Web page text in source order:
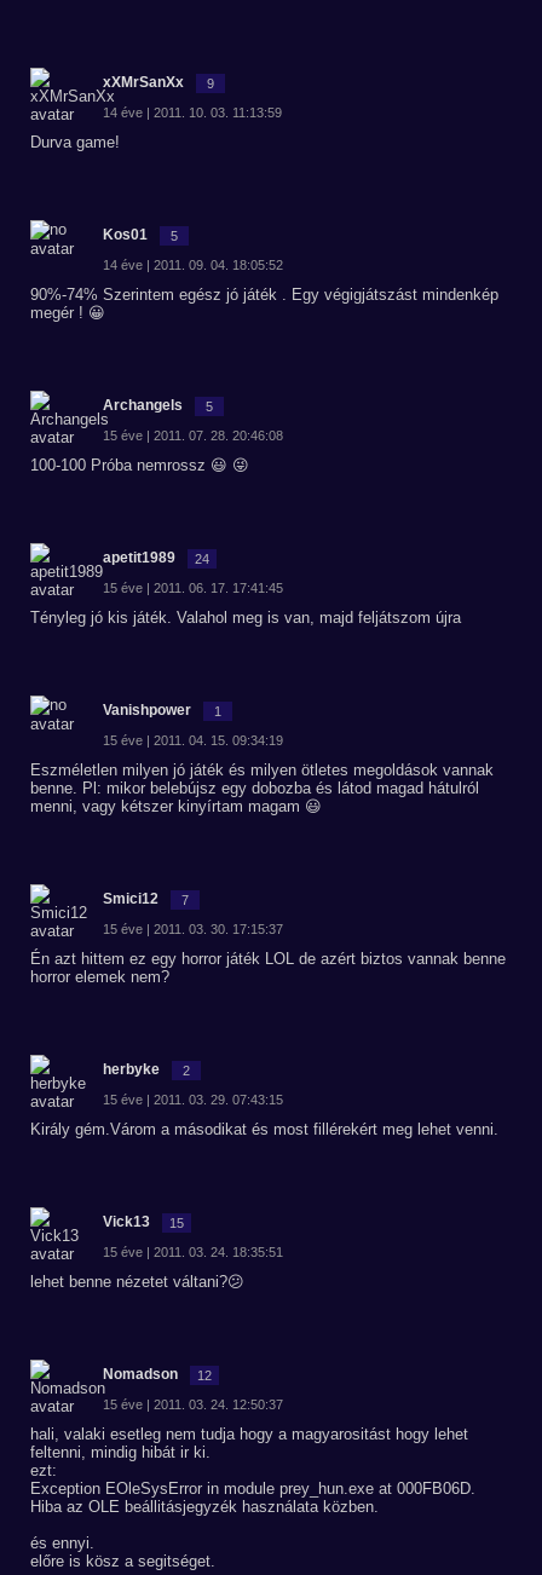
xXMrSanXx 9
14 éve | 2011. 10. 03. 11:13:59
Durva game!
Kos01 5
14 éve | 2011. 09. 04. 18:05:52
90%-74% Szerintem egész jó játék . Egy végigjátszást mindenkép
megér ! 😀
Archangels 5
15 éve | 2011. 07. 28. 20:46:08
100-100 Próba nemrossz 😃 😜
apetit1989 24
15 éve | 2011. 06. 17. 17:41:45
Tényleg jó kis játék. Valahol meg is van, majd feljátszom újra
Vanishpower 1
15 éve | 2011. 04. 15. 09:34:19
Eszméletlen milyen jó játék és milyen ötletes megoldások vannak
benne. Pl: mikor belebújsz egy dobozba és látod magad hátulról
menni, vagy kétszer kinyírtam magam 😃
Smici12 7
15 éve | 2011. 03. 30. 17:15:37
Én azt hittem ez egy horror játék LOL de azért biztos vannak benne
horror elemek nem?
herbyke 2
15 éve | 2011. 03. 29. 07:43:15
Király gém.Várom a másodikat és most fillérekért meg lehet venni.
Vick13 15
15 éve | 2011. 03. 24. 18:35:51
lehet benne nézetet váltani?😕
Nomadson 12
15 éve | 2011. 03. 24. 12:50:37
hali, valaki esetleg nem tudja hogy a magyarositást hogy lehet
feltenni, mindig hibát ir ki.
ezt:
Exception EOleSysError in module prey_hun.exe at 000FB06D.
Hiba az OLE beállitásjegyzék használata közben.
és ennyi.
előre is kösz a segitséget.